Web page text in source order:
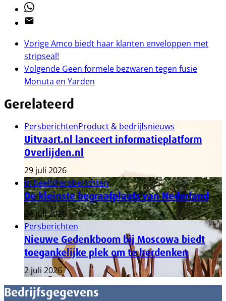
Whatsapp
Email
VorigeAmco biedt haar klanten enveloppen met
stripseal!
Volgende Geen formele bezwaren tegen fusie
Monuta en Yarden
Gerelateerd
PersberichtenProduct & bedrijfsnieuws
Uitvaart.nl lanceert informatieplatform
Overlijden.nl
29 juli 2026
In beeldPersberichten
De kleinste begraafplaats van Nederland
24 juli 2026
Persberichten
Nieuwe Gedenkboom bij Moscowa biedt
toegankelijke plek om te herdenken
2 juli 2026
Bedrijfsgegevens